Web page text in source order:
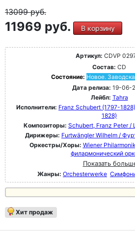
13099руб.
11969 руб. В корзину
Артикул: CDVP
Состав: CD
Состояние: Новое.
Дата релиза: 19-06-
Лейбл: Tahra
Исполнители: Franz Schubert (1797-
1828)
Композиторы: Schubert, Franz Peter
Дирижеры: Furtwängler Wilhelm /
Оркестры/Хоры: Wiener
филармонический
Показать
Жанры: Orchesterwerke
Хит продаж